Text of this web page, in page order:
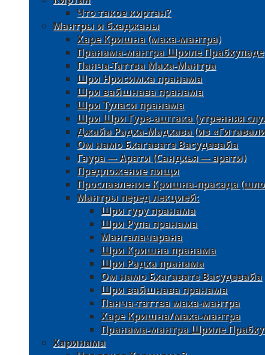
Что такое киртан?
Мантры и бхаджаны
Харе Кришна (маха-мантра)
Пранама-мантра Шриле Прабхупаде
Панча-Таттва Маха-Мантра
Шри Нрисимха пранама
Шри вайшнава пранама
Шри Туласи пранама
Шри Шри Гурв-аштака (утренняя
Джайа Радха-Мадхава (из
Ом намо Бхагавате Васудевайа
Гаура — Арати (Сандхья — арати)
Предложение пищи
Прославление Кришна-прасада
Мантры перед лекцией:
Шри гуру пранама
Шри Рупа пранама
Мангалачарана
Шри Кришна пранама
Шри Радха пранама
Ом намо Бхагавате Васудевайа
Шри вайшнава пранама
Панча-таттва маха-мантра
Харе Кришна/маха-мантра
Пранама-мантра Шриле
Харинама